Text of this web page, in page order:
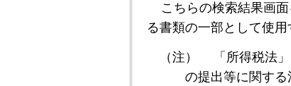
こちらの検索結果画
る書類の一部として使用
（注）
「所得税法
の提出等に関す